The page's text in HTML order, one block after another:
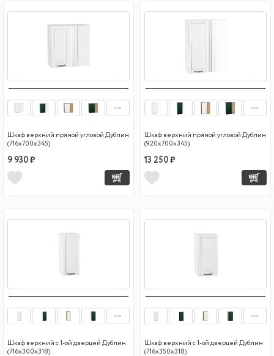
Шкаф верхний прямой угловой Дублин
(716х700х345)
9 930 ₽
Шкаф верхний прямой угловой Дублин
(920х700х345)
13 250 ₽
Шкаф верхний с 1-ой дверцей Дублин
(716х300х318)
Шкаф верхний с 1-ой дверцей Дублин
(716х350х318)